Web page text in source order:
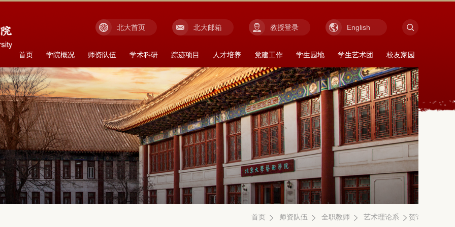
北大首页 北大邮箱 教授登录 English
首页 学院概况 师资队伍 学术科研 踪迹项目 人才培养 党建工作 学生园地 学生艺术团 校友家园
首页 师资队伍 全职教师 艺术理论系 贺询